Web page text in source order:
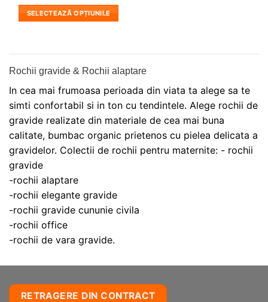
SELECTEAZĂ OPȚIUNILE
are
multe
variații.
Opțiunile
fi
alese
în
produsului.
Rochii gravide & Rochii alaptare
In cea mai frumoasa perioada din viata ta alege sa te
simti confortabil si in ton cu tendintele. Alege rochii de
gravide realizate din materiale de cea mai buna
calitate, bumbac organic prietenos cu pielea delicata a
gravidelor. Colectii de rochii pentru maternite: - rochii
gravide
-rochii alaptare
-rochii elegante gravide
-rochii gravide cununie civila
-rochii office
-rochii de vara gravide.
RETRAGERE DIN CONTRACT